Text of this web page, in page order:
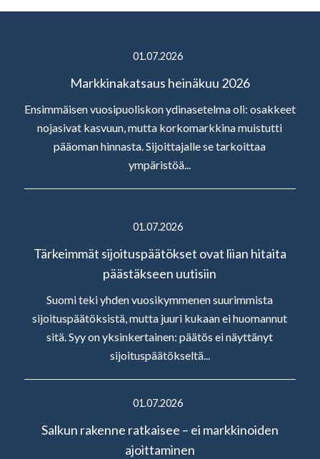
01.07.2026
Markkinakatsaus heinäkuu 2026
Ensimmäisen vuosipuoliskon ydinasetelma oli: osakkeet
nojasivat kasvuun, mutta korkomarkkina muistutti
pääoman hinnasta. Sijoittajalle se tarkoittaa
ympäristöä...
01.07.2026
Tärkeimmät sijoituspäätökset ovat liian hitaita
päästäkseen uutisiin
Suomi teki yhden vuosikymmenen suurimmista
sijoituspäätöksistä, mutta juuri kukaan ei huomannut
sitä. Syy on yksinkertainen: päätös ei näyttänyt
sijoituspäätökseltä...
01.07.2026
Salkun rakenne ratkaisee – ei markkinoiden
ajoittaminen